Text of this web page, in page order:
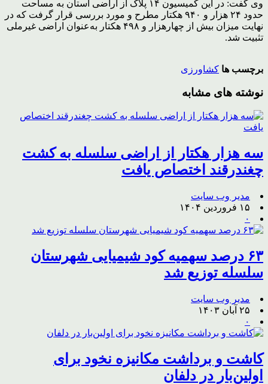
وی گفت: در این کمیسیون ۱۴ پلاک از اراضی استان به مساحت
حدود ۲۴ هزار و ۹۴۰ هکتار مطرح و مورد بررسی قرار گرفت که در
نهایت میزان بیش از چهارهزار و ۴۹۸ هکتار به‌عنوان اراضی غیرملی
تثبیت شد.
برچسب ها کشاورزی
نوشته های مشابه
سه هزار هکتار از اراضی سلسله به کشت
چغندرقند اختصاص یافت
مدیر وب سایت
۱۵ فروردین ۱۴۰۴
۰
۶۳ درصد سهمیه کود شیمیایی شهرستان
سلسله توزیع شد
مدیر وب سایت
۲۵ آبان ۱۴۰۳
۰
کاشت و برداشت مکانیزه نخود برای
اولین‌بار در دلفان